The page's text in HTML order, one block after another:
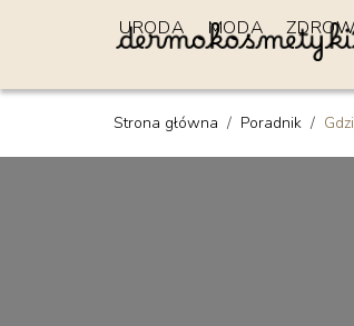
URODA MODA
Strona główna / Poradnik /